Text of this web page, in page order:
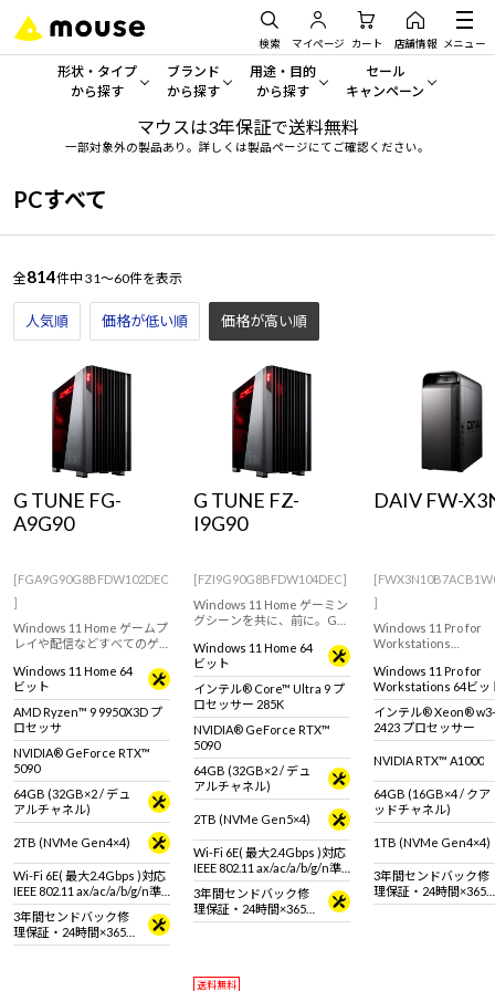
検索 マイページ カート 店舗情報 メニュー
形状・タイプ
から探す
形状・タイプから探す をすべてみる
ノートPC
ワークステーション
Windows 11 Copilot+ PC
ブランド
から探す
mouse
NEXTGEAR
Windows 11|
用途・目的
から探す
一般向けパソコン
クリエイティブ向け
スペック/パーツ別
Windows 11 Copilot+ PC
セール
キャンペーン
セール・キャンペー
|Copilot+ PC
マウスは3年保証で送料無料
一部対象外の製品あり。詳しくは製品ページにてご確認ください。
PCすべて
全814件中 31～60件を表示
人気順 価格が低い順 価格が高い順
G TUNE FG-
A9G90
[FGA9G90G8BFDW102DEC
]
Windows 11 Home ゲームプ
レイや配信などすべてのゲ
ハイエンドゲーミングPC。
GeForce RTX 5090 / 32GB &
AMD Ryzen 9 9950X3D 搭
載。
Windows 11 Home 64
ビット
AMD Ryzen™ 9 9950X3D プ
ロセッサ
NVIDIA® GeForce RTX™
5090
64GB (32GB×2 / デュ
アルチャネル)
2TB (NVMe Gen4×4)
Wi-Fi 6E( 最大2.4Gbps )対応
IEEE 802.11 ax/ac/a/b/g/n準
拠 ＋ Bluetooth 5内蔵
3年間センドバック修
理保証・24時間×365
日電話サポート
G TUNE FZ-
I9G90
[FZI9G90G8BFDW104DEC]
Windows 11 Home ゲーミン
グシーンを共に、前に。G
グPC！GeForce RTX 5090 &
インテル Core Ultra 9 プロ
セッサー 285K 搭載。※モニ
タ・マウス・キーボードは
別売りです。
Windows 11 Home 64
ビット
インテル® Core™ Ultra 9 プ
ロセッサー 285K
NVIDIA® GeForce RTX™
5090
64GB (32GB×2 / デュ
アルチャネル)
2TB (NVMe Gen5×4)
Wi-Fi 6E( 最大2.4Gbps )対応
IEEE 802.11 ax/ac/a/b/g/n準
拠 ＋ Bluetooth 5内蔵
3年間センドバック修
理保証・24時間×365
日電話サポート
送料無料
DAIV FW-
]
Windows 11 Pro for
Workstations
搭載、3DCGやCAD
モデリングにおすす
リエイター向けワー
ーション。
Windows 11 Pro for
Workstations 64ビッ
(DSP)
インテル® Xeon® w3-
2423 プロセッサー
NVIDIA RTX™ A1000
64GB (16GB×4 / クア
ッドチャネル)
1TB (NVMe Gen4×4)
3年間センドバック修
理保証・24時間×365
日電話サポート